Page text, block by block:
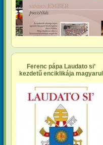
Ferenc pápa Laudato si’
kezdetű enciklikája magyarul